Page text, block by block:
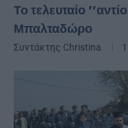
Το τελευταίο
Μπαλταδώρο
Συντάκτης Christina